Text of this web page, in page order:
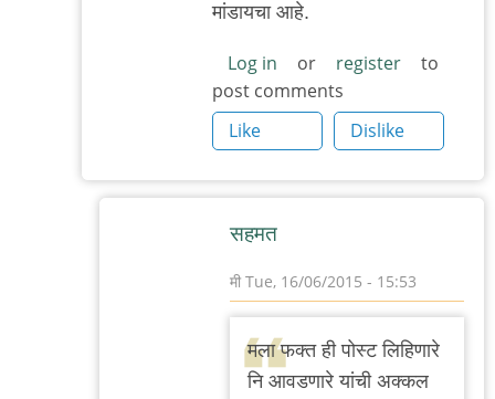
मांडायचा आहे.
Log in or register
to
post comments
Like
Dislike
सहमत
मी Tue, 16/06/2015 - 15:53
In
reply
to
मला फक्त ही पोस्ट लिहिणारे
नि आवडणारे यांची अक्कल